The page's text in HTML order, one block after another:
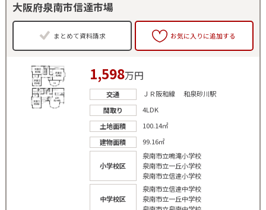
大阪府泉南市信達市場
まとめて資料請求 お気に入りに追加する
1,598万円
交通
ＪＲ阪和線 和泉砂川駅
間取り
4LDK
土地面積
100.14㎡
建物面積
99.16㎡
小学校区
泉南市立鳴滝小学校
泉南市立一丘小学校
泉南市立信達小学校
中学校区
泉南市立信達中学校
泉南市立一丘中学校